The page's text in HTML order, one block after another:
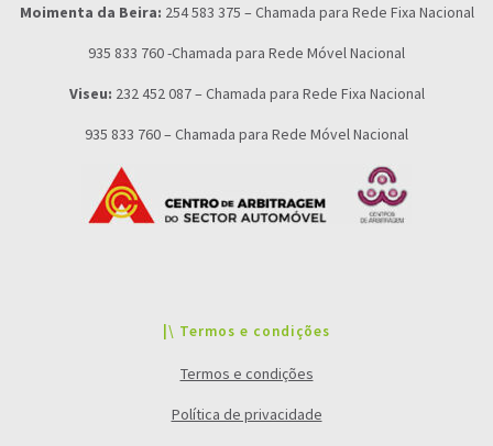
Moimenta da Beira: 254 583 375 – Chamada para Rede Fixa Nacional
935 833 760 -Chamada para Rede Móvel Nacional
Viseu: 232 452 087 – Chamada para Rede Fixa Nacional
935 833 760 – Chamada para Rede Móvel Nacional
|\ Termos e condições
Termos e condições
Política de privacidade